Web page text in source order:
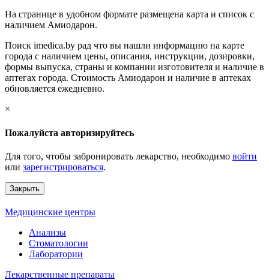
На странице в удобном формате размещена карта и список с
наличием Амиодарон.
Поиск imedica.by рад что вы нашли информацию на карте
города с наличием цены, описания, инструкции, дозировки,
формы выпуска, страны и компании изготовителя и наличие в
аптегах города. Стоимость Амиодарон и наличие в аптеках
обновляется ежедневно.
×
Пожалуйста авторизируйтесь
Для того, чтобы забронировать лекарство, необходимо войти
или зарегистрироваться.
Закрыть
Медицинские центры
Анализы
Стоматологии
Лаборатории
Лекарственные препараты